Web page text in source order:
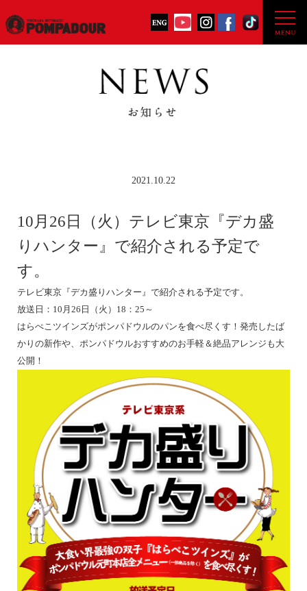
2021.10.22
10月26日（火）テレビ東京『デカ盛
りハンター』で紹介される予定で
す。
テレビ東京『デカ盛りハンター』で紹介される予定です。
放送日：10月26日（火）18：25～
はらぺこツインズがポンパドウルのパンを食べ尽くす！発売したば
かりの新作や、ポンパドウルおすすめのお手軽＆絶品アレンジも大
公開！